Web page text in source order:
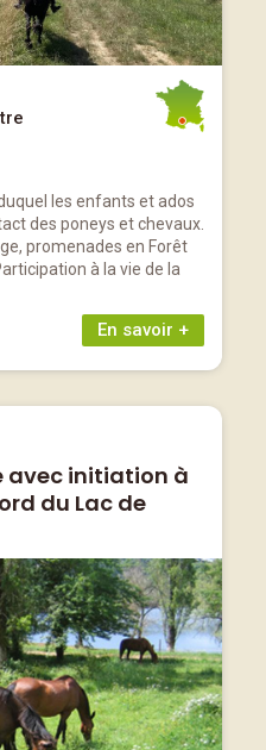
les enfants et ados
des poneys et chevaux.
promenades en Forêt
à la vie de la
En savoir +
avec initiation à
du Lac de